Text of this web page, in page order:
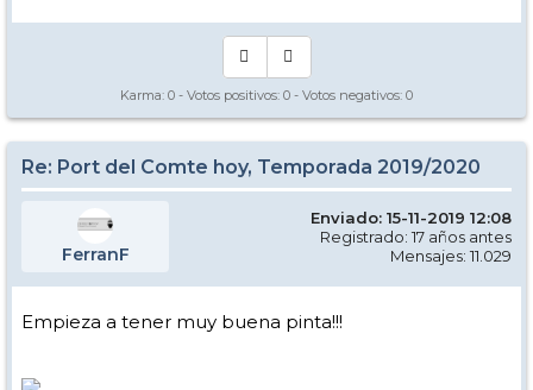
Karma: 0 - Votos positivos: 0 - Votos negativos: 0
Re: Port del Comte hoy, Temporada 2019/2020
FerranF
Enviado: 15-11-2019 12:08
Registrado: 17 años antes
Mensajes: 11.029
Empieza a tener muy buena pinta!!!